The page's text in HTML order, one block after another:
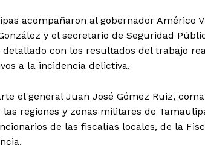
acompañaron al gobernador Américo
y el secretario de Seguridad
con los resultados del trabajo
a la incidencia delictiva.
el general Juan José Gómez Ruiz,
regiones y zonas militares de
de las fiscalías locales, de la